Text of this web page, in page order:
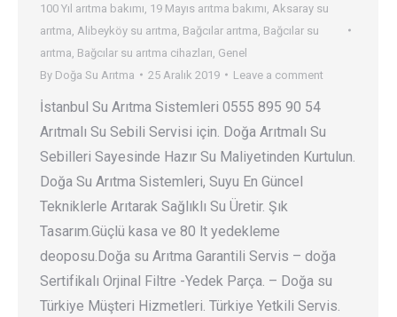
100 Yıl arıtma bakımı 19 Mayıs arıtma bakımı Aksaray su
arıtma Alibeyköy su arıtma Bağcılar arıtma Bağcılar su
arıtma Bağcılar su arıtma cihazları Genel
By Doğa Su Arıtma 25 Aralık 2019 Leave a comment
İstanbul Su Arıtma Sistemleri 0555 895 90 54
Arıtmalı Su Sebili Servisi için. Doğa Arıtmalı Su
Sebilleri Sayesinde Hazır Su Maliyetinden Kurtulun.
Doğa Su Arıtma Sistemleri, Suyu En Güncel
Tekniklerle Arıtarak Sağlıklı Su Üretir. Şık
Tasarım.Güçlü kasa ve 80 lt yedekleme
deoposu.Doğa su Arıtma Garantili Servis – doğa
Sertifikalı Orjinal Filtre -Yedek Parça. – Doğa su
Türkiye Müşteri Hizmetleri. Türkiye Yetkili Servis.